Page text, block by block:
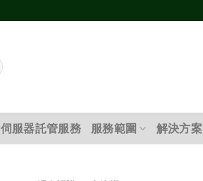
伺服器託管服務 服務範圍 解決方案